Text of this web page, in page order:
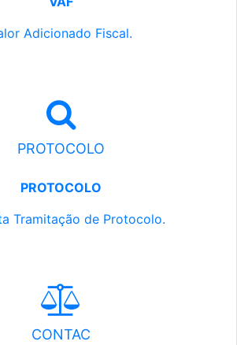
Adicionado Fiscal.
PROTOCOLO
PROTOCOLO
Tramitação de Protocolo.
CONTAC